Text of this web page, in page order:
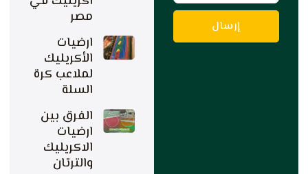
إرسال
مصر
ارضيات
الأكريليك
لملاعب كرة
السلة
الفرق بين
ارضيات
الاكريليك
والترتان